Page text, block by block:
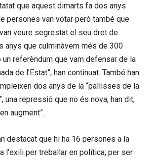
que aquest dimarts fa dos anys
persones van votar però també que
veure segrestat el seu dret de
anys que culminàvem més de 300
un referèndum que vam defensar de la
de l’Estat”, han continuat. També han
dos anys de la “pallisses de la
una repressió que no és nova, han dit,
augment”.
destacat que hi ha 16 persones a la
l’exili per treballar en política, per ser